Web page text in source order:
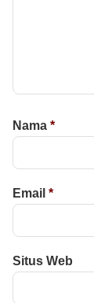
Nama *
Email *
Situs Web